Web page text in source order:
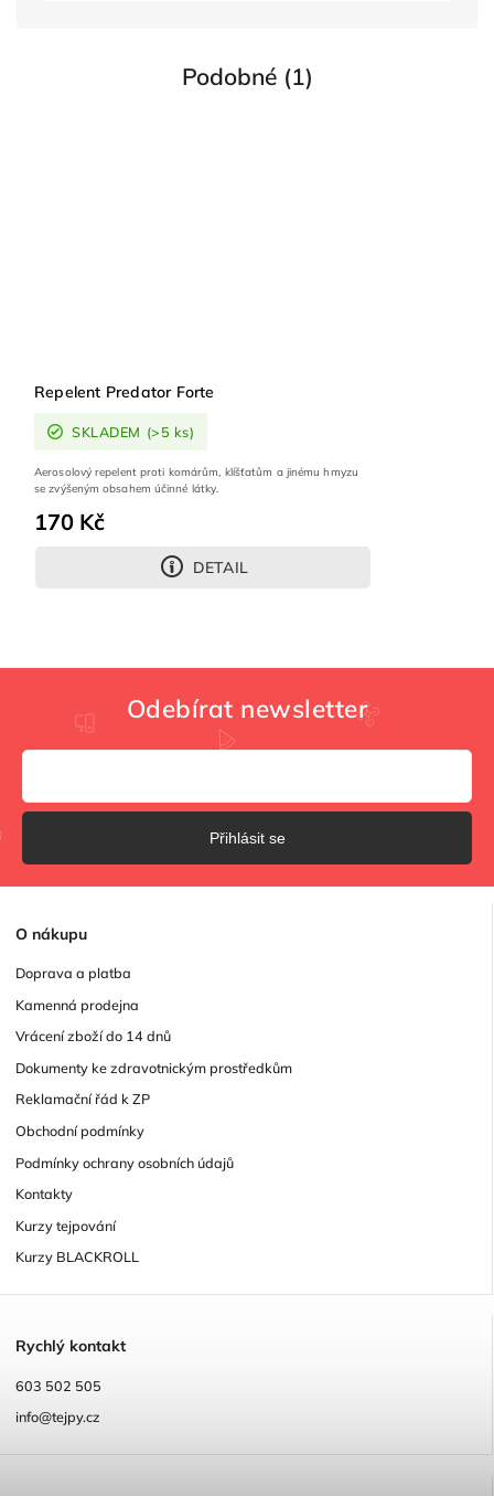
Podobné (1)
Repelent Predator Forte
SKLADEM (>5 ks)
170 Kč
DETAIL
Aerosolový repelent proti komárům, klíšťatům a jinému hmyzu
se zvýšeným obsahem účinné látky.
O nákupu
Doprava a platba
Kamenná prodejna
Vrácení zboží do 14 dnů
Dokumenty ke zdravotnickým prostředkům
Reklamační řád k ZP
Obchodní podmínky
Podmínky ochrany osobních údajů
Kontakty
Kurzy tejpování
Kurzy BLACKROLL
Rychlý kontakt
603 502 505
info@tejpy.cz
Odebírat newsletter
Přihlásit se